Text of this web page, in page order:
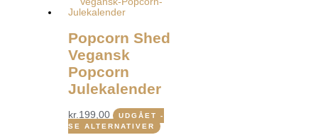
Popcorn Shed
Vegansk
Popcorn
Julekalender
kr.199,00
UDGÅET -
SE ALTERNATIVER